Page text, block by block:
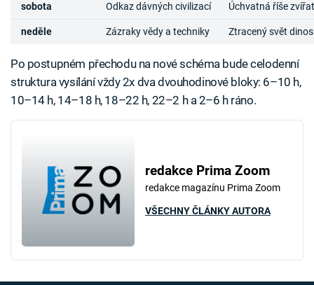
sobota Odkaz dávných civilizací Úchvatná říše zvířat
neděle Zázraky vědy a techniky Ztracený svět
Po postupném přechodu na nové schéma bude celodenní
struktura vysílání vždy 2x dva dvouhodinové bloky: 6–10 h,
10–14 h, 14–18 h, 18–22 h, 22–2 h a 2–6 h ráno.
redakce Prima Zoom
redakce magazínu Prima Zoom
VŠECHNY ČLÁNKY AUTORA